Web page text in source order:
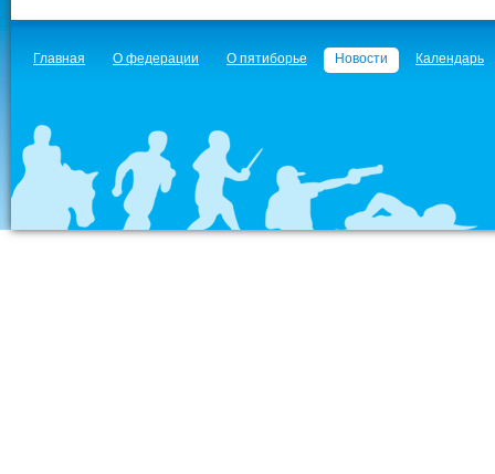
Главная О федерации О пятиборье Новости Календарь